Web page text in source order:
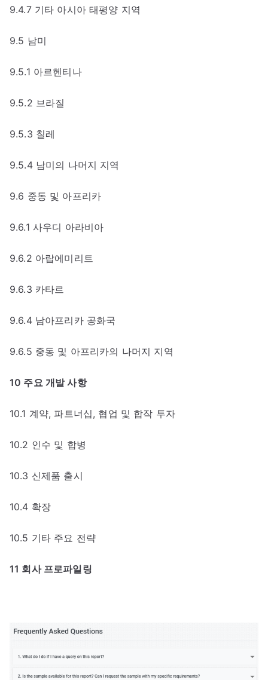
9.4.7 기타 아시아 태평양 지역
9.5 남미
9.5.1 아르헨티나
9.5.2 브라질
9.5.3 칠레
9.5.4 남미의 나머지 지역
9.6 중동 및 아프리카
9.6.1 사우디 아라비아
9.6.2 아랍에미리트
9.6.3 카타르
9.6.4 남아프리카 공화국
9.6.5 중동 및 아프리카의 나머지 지역
10 주요 개발 사항
10.1 계약, 파트너십, 협업 및 합작 투자
10.2 인수 및 합병
10.3 신제품 출시
10.4 확장
10.5 기타 주요 전략
11 회사 프로파일링